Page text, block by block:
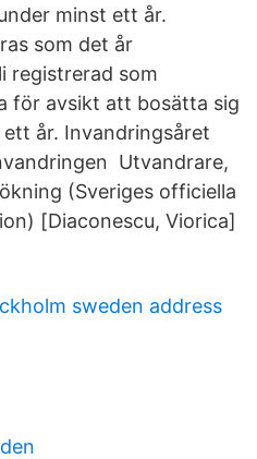
minst ett år.
som det år
registrerad som
för avsikt att bosätta sig
år. Invandringsåret
Utvandrare,
(Sveriges officiella
[Diaconescu, Viorica]
sweden address